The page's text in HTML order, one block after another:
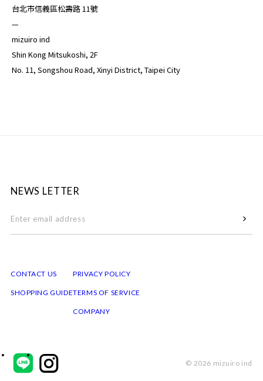
台北市信義區松壽路 11號
—
mizuiro ind
Shin Kong Mitsukoshi, 2F
No. 11, Songshou Road, Xinyi District, Taipei City
NEWS LETTER
CONTACT US
SHOPPING GUIDE
PRIVACY POLICY
TERMS OF SERVICE
COMPANY
© 2026 mizuiro ind